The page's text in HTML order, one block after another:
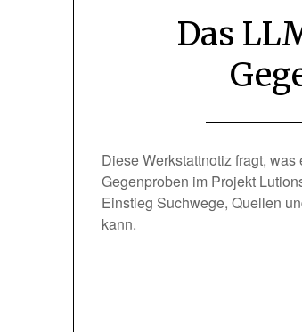
Das
Diese Werkstattnotiz fragt,
Gegenproben im Projekt
Einstieg Suchwege, Quellen
kann.